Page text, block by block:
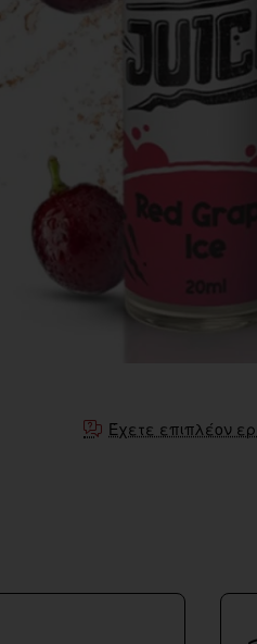
Έχετε επιπλέον